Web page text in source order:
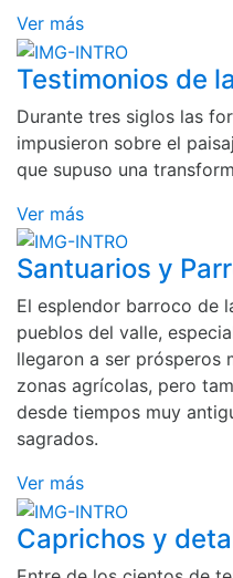
Ver más
Testimonios de
Durante tres siglos las
impusieron sobre el
que supuso una
Ver más
Santuarios y
El esplendor barroco de
pueblos del valle,
llegaron a ser prósperos
zonas agrícolas, pero
desde tiempos muy
sagrados.
Ver más
Caprichos y